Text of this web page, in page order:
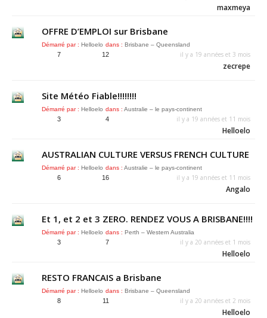
maxmeya
OFFRE D’EMPLOI sur Brisbane
Démarré par : Helloelo dans : Brisbane – Queensland
7 12 il y a 19 années et 3 mois
zecrepe
Site Météo Fiable!!!!!!!!
Démarré par : Helloelo dans : Australie – le pays-continent
3 4 il y a 19 années et 11 mois
Helloelo
AUSTRALIAN CULTURE VERSUS FRENCH CULTURE
Démarré par : Helloelo dans : Australie – le pays-continent
6 16 il y a 19 années et 11 mois
Angalo
Et 1, et 2 et 3 ZERO. RENDEZ VOUS A BRISBANE!!!!
Démarré par : Helloelo dans : Perth – Western Australia
3 7 il y a 20 années et 1 mois
Helloelo
RESTO FRANCAIS a Brisbane
Démarré par : Helloelo dans : Brisbane – Queensland
8 11 il y a 20 années et 2 mois
Helloelo